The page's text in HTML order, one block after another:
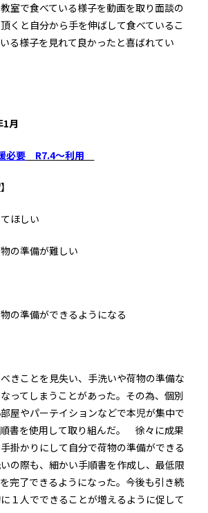
室で食べている様子を動画を取り面談の
くと自分から手を伸ばして食べているこ
る様子を見れて良かったと喜ばれてい
1月
必要 R7.4～利用
ほしい
の準備が難しい
の準備ができるようになる
きことを見失い、手洗いや荷物の準備な
ってしまうことがあった。その為、個別
屋やパーテイションなどで本児が集中で
書を使用して取り組んだ。 徐々に成果
掛かりにして自分で荷物の準備ができる
の際も、細かい手順書を作成し、最低限
完了できるようになった。今後も引き続
１人でできることが増えるように促して